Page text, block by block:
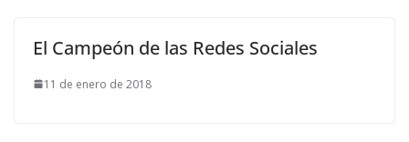
El Campeón de las Redes Sociales
11 de enero de 2018